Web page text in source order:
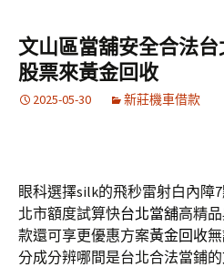
容
區
文山區當舖安全合法
股票來黃金回收
2025-05-30 新莊機車借款
眼科選擇silk的飛秒雷射白內障7
北市額度試算快台北當舖高精
款還可享更優惠方案黃金回收
分成分辨哪間是台北合法當鋪的